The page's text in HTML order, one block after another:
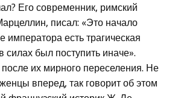
Его современник, римский
писал: «Это начало
императора есть трагическая
был поступить иначе».
их мирного переселения. Не
вперед, так говорит об этом